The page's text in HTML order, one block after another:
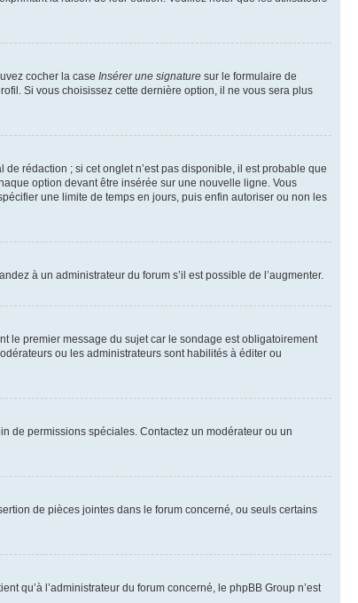
cocher la case Insérer une signature sur le formulaire de
Si vous choisissez cette dernière option, il ne vous sera plus
rédaction ; si cet onglet n’est pas disponible, il est probable que
option devant être insérée sur une nouvelle ligne. Vous
une limite de temps en jours, puis enfin autoriser ou non les
à un administrateur du forum s’il est possible de l’augmenter.
le premier message du sujet car le sondage est obligatoirement
ou les administrateurs sont habilités à éditer ou
de permissions spéciales. Contactez un modérateur ou un
de pièces jointes dans le forum concerné, ou seuls certains
qu’à l’administrateur du forum concerné, le phpBB Group n’est